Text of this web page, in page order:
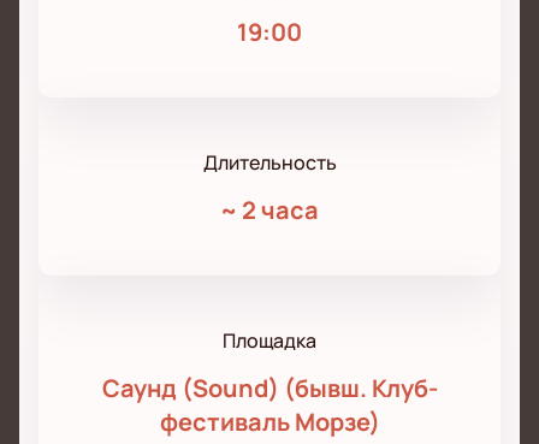
19:00
Длительность
~ 2 часа
Площадка
Саунд (Sound) (бывш. Клуб-
фестиваль Морзе)